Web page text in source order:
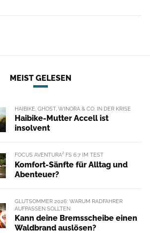
MEIST GELESEN
HAIBIKE, GHOST, WINORA & CO. IN DER KRISE
Haibike-Mutter Accell ist
insolvent
FOCUS AVENTURA² FS 6.7 IM TEST
Komfort-Sänfte für Alltag und
Abenteuer?
GLUTSOMMER 2026: WARUM RADFAHRER
AUFPASSEN SOLLTEN
Kann deine Bremsscheibe einen
Waldbrand auslösen?